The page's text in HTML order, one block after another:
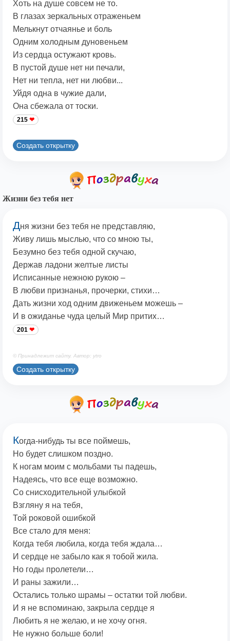
Хоть на душе совсем не то.
В глазах зеркальных отраженьем
Мелькнут отчаянье и боль
Одним холодным дуновеньем
Из сердца остужают кровь.
В пустой душе нет ни печали,
Нет ни тепла, нет ни любви...
Уйдя одна в чужие дали,
Она сбежала от тоски.
215
Создать открытку
Жизни без тебя нет
Дня жизни без тебя не представляю,
Живу лишь мыслью, что со мною ты,
Безумно без тебя одной скучаю,
Держав ладони желтые листы
Исписанные нежною рукою –
В любви признанья, прочерки, стихи…
Дать жизни ход одним движеньем можешь –
И в ожиданье чуда целый Мир притих…
201
© Принадлежит сайту. Автор: ytro
Создать открытку
Когда-нибудь ты все поймешь,
Но будет слишком поздно.
К ногам моим с мольбами ты падешь,
Надеясь, что все еще возможно.
Со снисходительной улыбкой
Взгляну я на тебя,
Той роковой ошибкой
Все стало для меня:
Когда тебя любила, когда тебя ждала…
И сердце не забыло как я тобой жила.
Но годы пролетели…
И раны зажили…
Остались только шрамы – остатки той любви.
И я не вспоминаю, закрыла сердце я
Любить я не желаю, и не хочу огня.
Не нужно больше боли!